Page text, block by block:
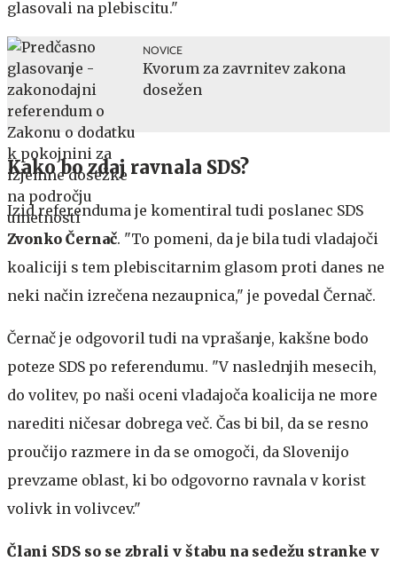
glasovali na plebiscitu."
NOVICE
Kvorum za zavrnitev zakona
dosežen
Kako bo zdaj ravnala SDS?
Izid referenduma je komentiral tudi poslanec SDS
Zvonko Černač. "To pomeni, da je bila tudi vladajoči
koaliciji s tem plebiscitarnim glasom proti danes ne
neki način izrečena nezaupnica," je povedal Černač.
Černač je odgovoril tudi na vprašanje, kakšne bodo
poteze SDS po referendumu. "V naslednjih mesecih,
do volitev, po naši oceni vladajoča koalicija ne more
narediti ničesar dobrega več. Čas bi bil, da se resno
proučijo razmere in da se omogoči, da Slovenijo
prevzame oblast, ki bo odgovorno ravnala v korist
volivk in volivcev."
Člani SDS so se zbrali v štabu na sedežu stranke v